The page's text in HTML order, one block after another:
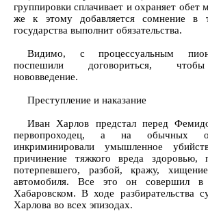
группировки сплачивает и охраняет обет
же к этому добавляется сомнение в
государства выполнит обязательства.
Видимо, с процессуальным
поспешили договориться,
нововведение.
Преступление и наказание
Иван Харлов предстал перед
первопроходец, а на обычных
инкриминировали умышленное
причинение тяжкого вреда здоровью,
потерпевшего, разбой, кражу,
автомобиля. Все это он совершил
Хабаровском. В ходе разбирательства
Харлова во всех эпизодах.